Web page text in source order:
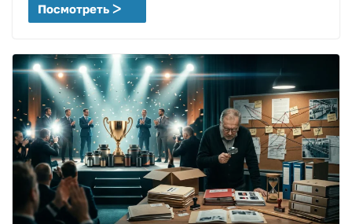
Посмотреть ᐳ